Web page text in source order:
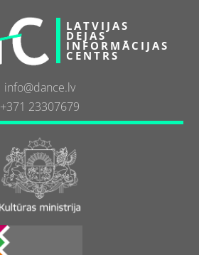
LATVIJAS
DEJAS
INFORMĀCIJAS
CENTRS
info@dance.lv
+371 23307679